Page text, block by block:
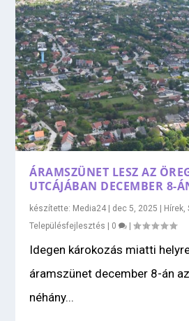
ÁRAMSZÜNET LESZ AZ
UTCÁJÁBAN DECEMBER 8-
készítette: Media24 | dec 5, 2025 | Hírek ,
Településfejlesztés | 0 |
Idegen károkozás miatti
áramszünet december 8-án
néhány...